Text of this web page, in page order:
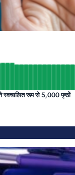
रूप से 5,000 पृष्ठों